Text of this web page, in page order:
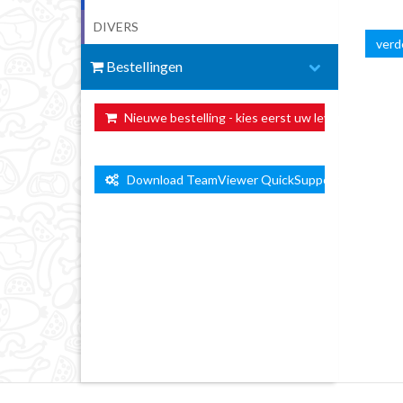
DIVERS
Bestellingen
Nieuwe bestelling - kies eerst uw leverdag ...
Download TeamViewer QuickSupport